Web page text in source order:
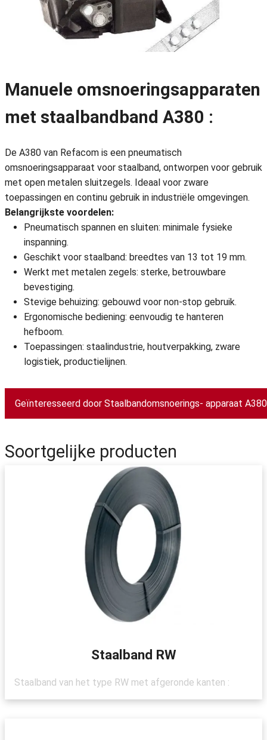
Manuele omsnoeringsapparaten
met staalbandband A380 :
De A380 van Refacom is een pneumatisch
omsnoeringsapparaat voor staalband, ontworpen voor gebruik
met open metalen sluitzegels. Ideaal voor zware
toepassingen en continu gebruik in industriële omgevingen.
Belangrijkste voordelen:
Pneumatisch spannen en sluiten: minimale fysieke
inspanning.
Geschikt voor staalband: breedtes van 13 tot 19 mm.
Werkt met metalen zegels: sterke, betrouwbare
bevestiging.
Stevige behuizing: gebouwd voor non-stop gebruik.
Ergonomische bediening: eenvoudig te hanteren
hefboom.
Toepassingen: staalindustrie, houtverpakking, zware
logistiek, productielijnen.
Geïnteresseerd door Staalbandomsnoerings- apparaat
Soortgelijke producten
Staalband RW
Staalband van het type RW met afgeronde kanten :